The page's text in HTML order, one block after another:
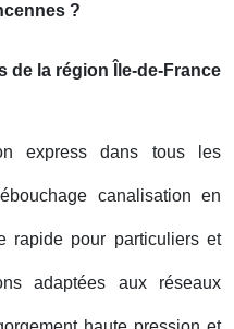
?
de la région Île-de-France
express dans tous les
canalisation en
rapide pour particuliers et
adaptées aux réseaux